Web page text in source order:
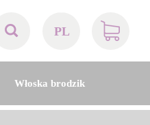
PL
BE
Włoska brodzik